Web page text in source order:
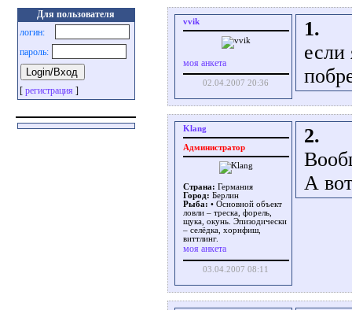
Для пользователя
логин:
пароль:
[регистрация ]
vvik
моя анкета
02.04.2007 20:36
1.
если
Klang
Администратор
Страна: Германия
Город: Берлин
Рыба: • Основной объект
ловли – треска, форель,
щука, окунь. Эпизодически
– селёдка, хорнфиш,
виттлинг.
моя анкета
03.04.2007 08:11
2.
А